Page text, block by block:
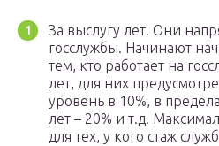
За выслугу лет. Они
госслужбы. Начинают
тем, кто работает на
лет, для них
уровень в 10%, в
лет – 20% и т.д.
для тех, у кого стаж